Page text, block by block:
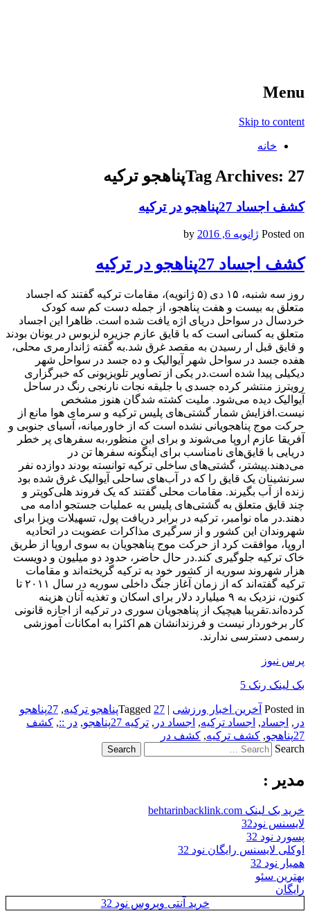
Menu
Skip to content
خانه
Tag Archives: 27پناهجو ترکیه
کشف اجساد 27پناهجو در ترکیه
Posted on ژانویه 6, 2016
کشف اجساد 27پناهجو در ترکیه
روز سه شنبه، ۱۵ دی (۵ ژانویه)، مقامات ترکیه گفتند که اجساد
متعلق به بیست و هفت پناهجو، از جمله دست کم سه کودک
خردسال در سواحل دریای اژه یافت شده است. ظاهرا این اجساد
متعلق به کسانی است که با قایق عازم جزیره لزبوس در یونان بودند
و قایق قبل ار رسیدن به مقصد غرق شد.به گفته ژاندارمری محلی،
هفده جسد در سواحل شهر آیوالیک و ده جسد در سواحل شهر
دیکیلی پیدا شده است.در یکی از تصاویر تلویزیونی که خبرگزاری
رویترز منتشر کرده جسدی با جلیقه نجات نارنجی رنگ در ساحل
آیوالیک دیده می‌شود. ملیت کشته شدگان هنوز مشخص
نیست.افزایش شمار گشتی‌های پلیس ترکیه و سرمای هوا مانع از
حرکت موج پناهجویانی نشده است که از خاورمیانه، آسیای جنوبی و
آفریقا عازم اروپا می‌شوند و برای این منظور،به سفرهای پر خطر
دریایی با قایق‌‌های نامناسب برای اینگونه سفرها تن در
می‌دهند.پیشتر، گشتی‌های ساخلی ترکیه توانسته بودند دوازده نفر
سرنشینان یک قایق را که در آب‌های ساحلی آیوالیک غرق شده بود
زنده از آب بگیرند. مقامات محلی گفتند که یک فروند هلی‌کوپتر و
چند قایق متعلق به گشتی‌های پلیس به عملیات جستجو ادامه می
دهند.در ماه نوامبر، ترکیه در برابر دریافت پول، تسهیلات ویزا برای
شهروندان این کشور و از سرگیری مذاکرات عضویت در اتحادیه
اروپا، موافقت کرد از حرکت موج پناهجویان به سوی اروپا از طریق
خاک ترکیه جلوگیری کند.در حال حاضر، حدود دو میلیون و دویست
هزار شهروند سوریه از کشور خود به ترکیه گریخته‌اند و مقامات
ترکیه گفته‌اند که از زمان آغاز جنگ داخلی سوریه در سال ۲۰۱۱ تا
کنون، نزدیک به ۹ میلیارد دلار برای اسکان و تغذیه آنان هزینه
کرده‌اند.تقریبا هیچیک از پناهجویان سوری در ترکیه از اجازه قانونی
کار برخوردار نیست و فرزندانشان هم اکثرا به امکانات آموزشی
رسمی دسترسی ندارند.
پرس نیوز
بک لینک رنک 5
Posted in آخرین اخبار ورزشی |
Tagged 27پناهجو ترکیه ,
27پناهجو
در , اجساد, اجساد ترکیه, اجساد در , ترکیه 27پناهجو , در ::, کشف
27پناهجو
, کشف ترکیه, کشف در
Search
مدیر :
خرید بک لینک behtarinbacklink.com
لایسنس نود32
پسورد نود 32
اوکلی لایسنس رایگان نود 32
همیار نود 32
بهترین سئو
رایگان
خرید آنتی ویروس نود 32